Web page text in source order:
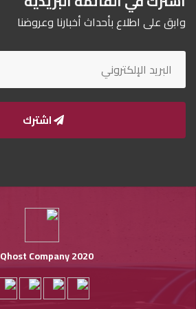
وابق على اطلاع بأحداث أخبارنا وعروضنا
اشترك
Qhost Company 2020 ©